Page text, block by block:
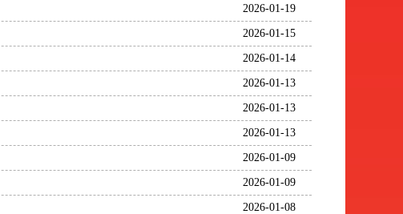
2026-01-19
2026-01-15
2026-01-14
2026-01-13
2026-01-13
2026-01-13
2026-01-09
2026-01-09
2026-01-08